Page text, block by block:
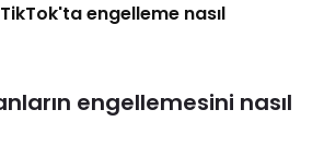
TikTok'ta engelleme nasıl
engellemesini nasıl